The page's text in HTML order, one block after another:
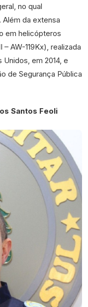
no qual
Além da extensa
em helicópteros
AW-119Kx), realizada
em 2014, e
de Segurança Pública
Santos Feoli